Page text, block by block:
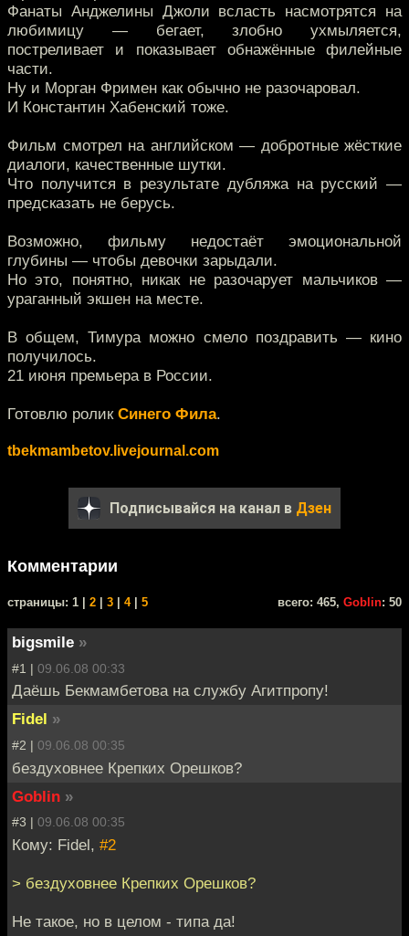
Фанаты Анджелины Джоли всласть насмотрятся на
любимицу — бегает, злобно ухмыляется,
постреливает и показывает обнажённые филейные
части.
Ну и Морган Фримен как обычно не разочаровал.
И Константин Хабенский тоже.
Фильм смотрел на английском — добротные жёсткие
диалоги, качественные шутки.
Что получится в результате дубляжа на русский —
предсказать не берусь.
Возможно, фильму недостаёт эмоциональной
глубины — чтобы девочки зарыдали.
Но это, понятно, никак не разочарует мальчиков —
ураганный экшен на месте.
В общем, Тимура можно смело поздравить — кино
получилось.
21 июня премьера в России.
Готовлю ролик Синего Фила.
tbekmambetov.livejournal.com
Подписывайся на канал в Дзен
Комментарии
cтраницы: 1 | 2 3 4| 5 всего: 465, Goblin: 50
bigsmile »
#1 | 09.06.08 00:33
Даёшь Бекмамбетова на службу Агитпропу!
Fidel »
#2 | 09.06.08 00:35
бездуховнее Крепких Орешков?
Goblin »
#3 | 09.06.08 00:35
Кому: Fidel, #2
> бездуховнее Крепких Орешков?
Не такое, но в целом - типа да!